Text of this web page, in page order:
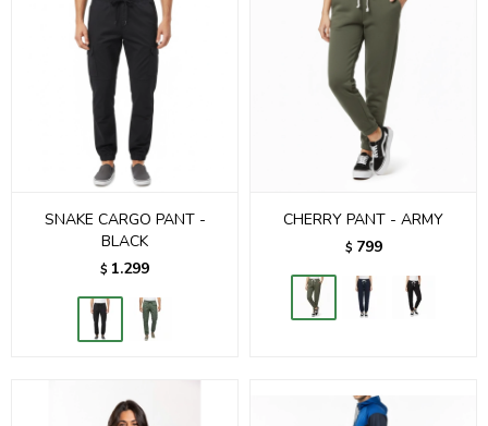
SNAKE CARGO PANT -
BLACK
$ 1.299
CHERRY PANT - ARMY
$ 799